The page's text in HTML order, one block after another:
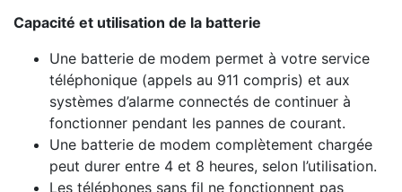
Capacité et utilisation de la batterie
Une batterie de modem permet à votre service
téléphonique (appels au 911 compris) et aux
systèmes d’alarme connectés de continuer à
fonctionner pendant les pannes de courant.
Une batterie de modem complètement chargée
peut durer entre 4 et 8 heures, selon l’utilisation.
Les téléphones sans fil ne fonctionnent pas